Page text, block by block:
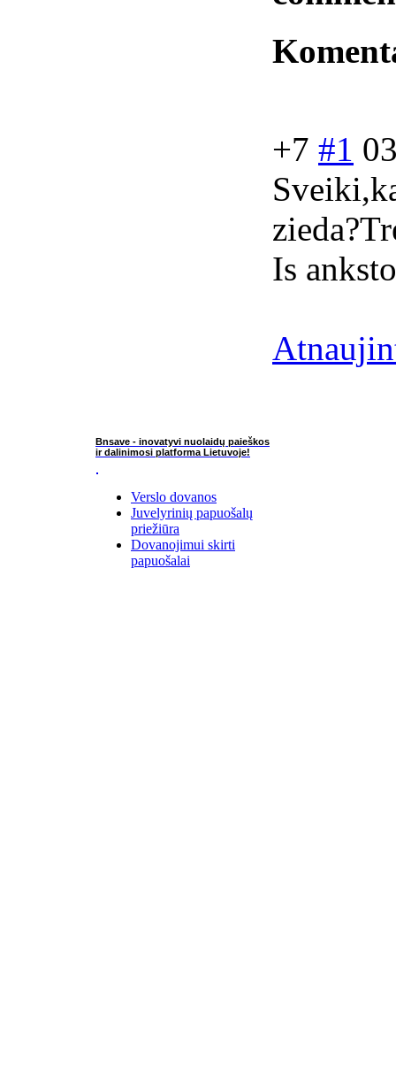
+7 #1
Is
Bnsave - inovatyvi nuolaidų paieškos
ir dalinimosi platforma Lietuvoje!
Verslo dovanos
Juvelyrinių papuošalų
priežiūra
Dovanojimui skirti
papuošalai